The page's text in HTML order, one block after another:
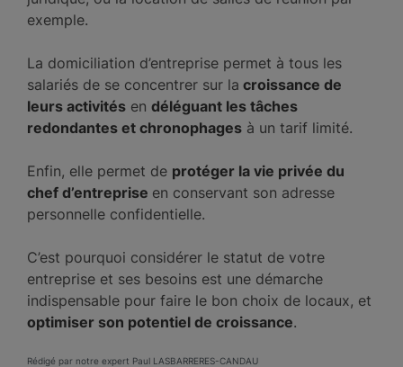
exemple.
La domiciliation d’entreprise permet à tous les
salariés de se concentrer sur la croissance de
leurs activités en déléguant les tâches
redondantes et chronophages à un tarif limité.
Enfin, elle permet de protéger la vie privée du
chef d’entreprise en conservant son adresse
personnelle confidentielle.
C’est pourquoi considérer le statut de votre
entreprise et ses besoins est une démarche
indispensable pour faire le bon choix de locaux, et
optimiser son potentiel de croissance.
Rédigé par notre expert Paul LASBARRERES-CANDAU